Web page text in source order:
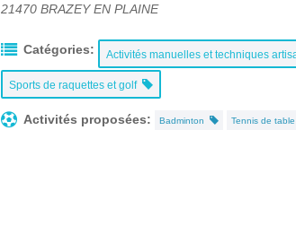
21470 BRAZEY EN PLAINE
Catégories: Activités manuelles et techniques
Sports de raquettes et golf
Activités proposées: Badminton Tennis de table